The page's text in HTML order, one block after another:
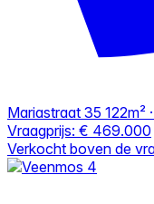
Mariastraat 35 122m²
Vraagprijs: € 469.000
Verkocht boven de